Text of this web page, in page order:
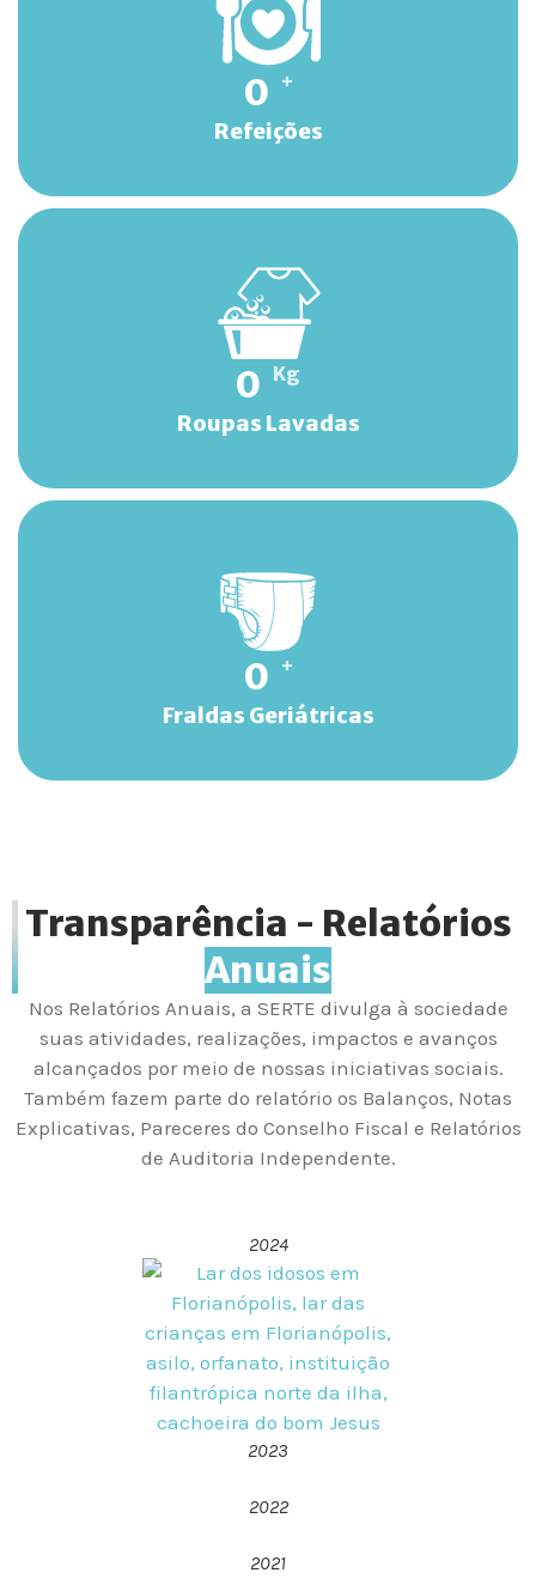
0 +
Refeições
0 Kg
Roupas Lavadas
0 +
Fraldas Geriátricas
Transparência - Relatórios
Anuais
Nos Relatórios Anuais, a SERTE divulga à sociedade
suas atividades, realizações, impactos e avanços
alcançados por meio de nossas iniciativas sociais.
Também fazem parte do relatório os Balanços, Notas
Explicativas, Pareceres do Conselho Fiscal e Relatórios
de Auditoria Independente.
2024
2023
2022
2021